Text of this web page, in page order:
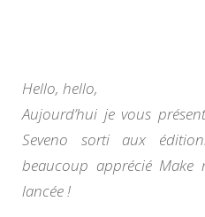
Hello, hello,
Aujourd’hui je vous
Seveno sorti aux
beaucoup apprécié
lancée !